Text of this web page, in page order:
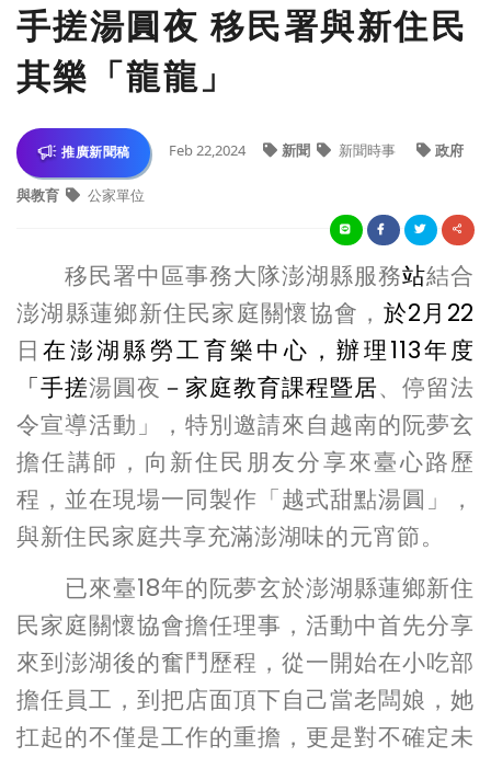
手搓湯圓夜 移民署與新住民
其樂「龍龍」
推廣新聞稿 Feb 22,2024 新聞 新聞時事 政府
與教育 公家單位
移民署中區事務大隊澎湖縣服務站結合
澎湖縣蓮鄉新住民家庭關懷協會， 於2月 22
日在澎湖縣勞工育樂中心，辦理113年度
「手搓湯圓夜 －家庭教育課程暨居、停留法
令宣導活動」，特別邀請來自越南的阮夢玄
擔任講師，向新住民朋友分享來臺心路歷
程，並在現場一同製作「越式甜點湯圓」，
與新住民家庭共享充滿澎湖味的元宵節。
已來臺18年的阮夢玄於澎湖縣蓮鄉新住
民家庭關懷協會擔任理事，活動中首先分享
來到澎湖後的奮鬥歷程，從一開始在小吃部
擔任員工，到把店面頂下自己當老闆娘，她
扛起的不僅是工作的重擔，更是對不確定未